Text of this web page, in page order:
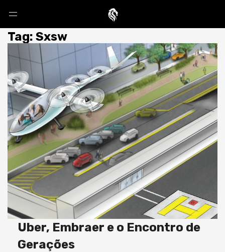
Tag: Sxsw
Uber, Embraer e o Encontro de
Gerações